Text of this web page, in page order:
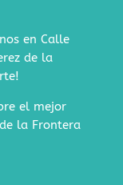
en Calle
de la
el mejor
la Frontera